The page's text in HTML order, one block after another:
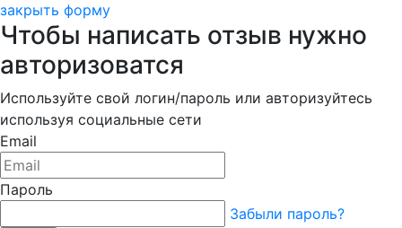
закрыть форму
Чтобы написать отзыв нужно
авторизоватся
Используйте свой логин/пароль или авторизуйтесь
используя социальные сети
Email
Пароль
Забыли пароль?